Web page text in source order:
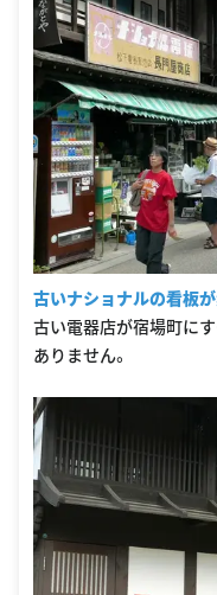
古いナショナルの看板
古い電器店が宿場町に
ありません。